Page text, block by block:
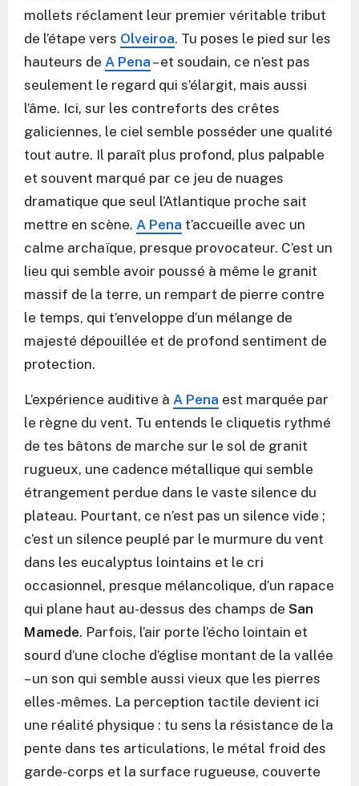
mollets réclament leur premier véritable tribut
de l’étape vers Olveiroa. Tu poses le pied sur les
hauteurs de A Pena – et soudain, ce n’est pas
seulement le regard qui s’élargit, mais aussi
l’âme. Ici, sur les contreforts des crêtes
galiciennes, le ciel semble posséder une qualité
tout autre. Il paraît plus profond, plus palpable
et souvent marqué par ce jeu de nuages
dramatique que seul l’Atlantique proche sait
mettre en scène. A Pena t’accueille avec un
calme archaïque, presque provocateur. C’est un
lieu qui semble avoir poussé à même le granit
massif de la terre, un rempart de pierre contre
le temps, qui t’enveloppe d’un mélange de
majesté dépouillée et de profond sentiment de
protection.
L’expérience auditive à A Pena est marquée par
le règne du vent. Tu entends le cliquetis rythmé
de tes bâtons de marche sur le sol de granit
rugueux, une cadence métallique qui semble
étrangement perdue dans le vaste silence du
plateau. Pourtant, ce n’est pas un silence vide ;
c’est un silence peuplé par le murmure du vent
dans les eucalyptus lointains et le cri
occasionnel, presque mélancolique, d’un rapace
qui plane haut au-dessus des champs de San
Mamede. Parfois, l’air porte l’écho lointain et
sourd d’une cloche d’église montant de la vallée
– un son qui semble aussi vieux que les pierres
elles-mêmes. La perception tactile devient ici
une réalité physique : tu sens la résistance de la
pente dans tes articulations, le métal froid des
garde-corps et la surface rugueuse, couverte